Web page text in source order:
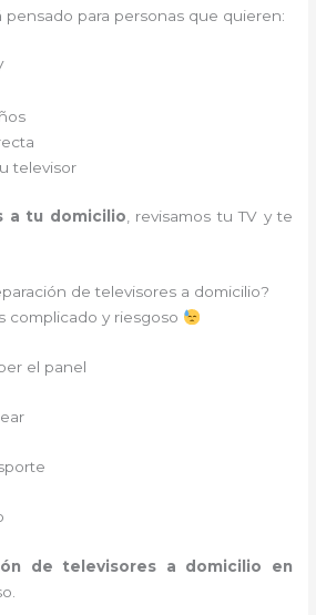
pensado para personas que quieren:
televisor
a tu domicilio, revisamos tu TV y te
de televisores a domicilio?
complicado y riesgoso
el panel
de televisores a domicilio en